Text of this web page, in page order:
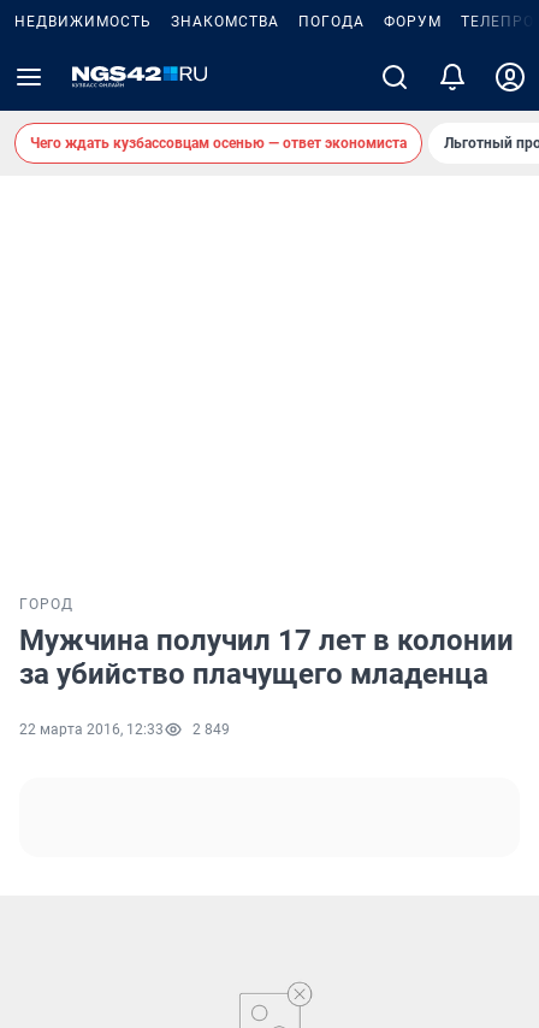
НЕДВИЖИМОСТЬ ЗНАКОМСТВА ПОГОДА ФОРУМ
Чего ждать кузбассовцам осенью — ответ экономиста Льготный
ГОРОД
Мужчина получил 17 лет в колонии
за убийство плачущего младенца
22 марта 2016, 12:33 2 849